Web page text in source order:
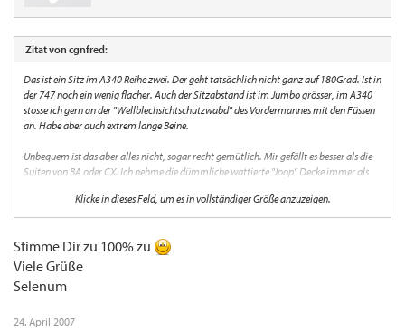
Zitat von cgnfred:
Das ist ein Sitz im A340 Reihe zwei. Der geht tatsächlich nicht ganz auf 180Grad. Ist in
der 747 noch ein wenig flacher. Auch der Sitzabstand ist im Jumbo grösser, im A340
stosse ich gern an der "Wellblechsichtschutzwabd" des Vordermannes mit den Füssen
an. Habe aber auch extrem lange Beine.
Unbequem ist das aber alles nicht, sogar recht gemütlich. Mir gefällt es besser als die
Suiten von BA oder CX. Ich nehme die dümmliche wattierte "Joop" Decke immer als
der Sitz auch die Ritzen und Kanten. Ich schlaf in der LH wie ein Baby und da wir
immer zu zweit fliegen sind die Doppelsitze in der LH 747 die einzige Chance mal
Klicke in dieses Feld, um es in vollständiger Größe anzuzeigen.
Stimme Dir zu 100% zu
Viele Grüße
Selenum
24. April 2007